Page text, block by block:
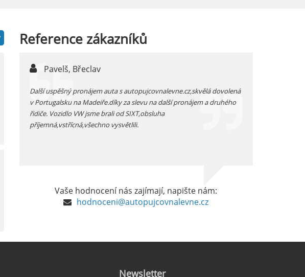
Referencezákazníků
Pavelš, Břeclav
Další uspěšný pronájem auta s autopujcovnalevne.cz,skvělá dovolená
v Portugalsku na Madeiře.díky za slevu na další pronájem a druhého
řidiče. Vozidlo VW jsme brali od SIXT,obsluha
příjemná,vstřícná,všechno vysvětlili.
Vaše hodnocení nás zajímají, napište nám:
hodnoceni@autopujcovnalevne.cz
Newsletter